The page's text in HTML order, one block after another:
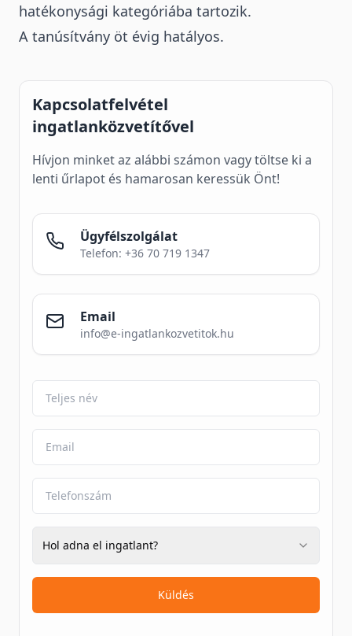
hatékonysági kategóriába tartozik.
A tanúsítvány öt évig hatályos.
Kapcsolatfelvétel
ingatlanközvetítővel
Hívjon minket az alábbi számon vagy töltse ki a
lenti űrlapot és hamarosan keressük Önt!
Ügyfélszolgálat
Telefon: +36 70 719 1347
Email
info@e-ingatlankozvetitok.hu
Hol adna el ingatlant?
Küldés